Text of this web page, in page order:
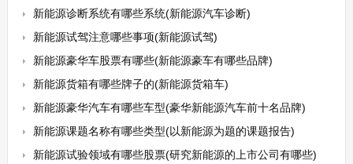
新能源诊断系统有哪些系统(新能源汽车诊断)
新能源试驾注意哪些事项(新能源试驾)
新能源豪华车股票有哪些(新能源豪车有哪些品牌)
新能源货箱有哪些牌子的(新能源货箱车)
新能源豪华汽车有哪些车型(豪华新能源汽车前十名品牌)
新能源课题名称有哪些类型(以新能源为题的课题报告)
新能源试验领域有哪些股票(研究新能源的上市公司有哪些)